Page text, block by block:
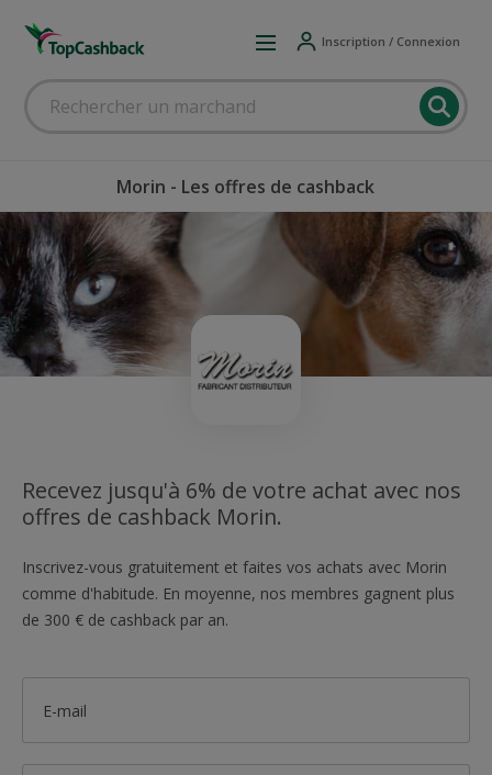
Inscription / Connexion
Morin - Les offres de cashback
Recevez jusqu'à 6% de votre achat avec nos
offres de cashback Morin.
Inscrivez-vous gratuitement et faites vos achats avec Morin
comme d'habitude. En moyenne, nos membres gagnent plus
de 300 € de cashback par an.
E-mail